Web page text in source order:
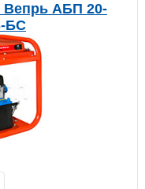
Вепрь АБП 20-
БС